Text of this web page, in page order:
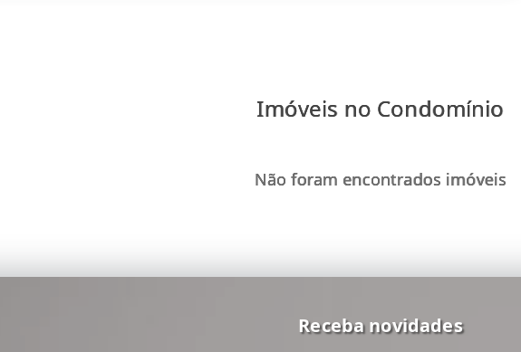
Imóveis no Condomínio
Não foram encontrados imóveis
Receba novidades